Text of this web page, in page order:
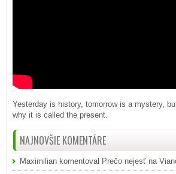
Yesterday is history, tomorrow is a mystery,
why it is called the present.
NAJNOVŠIE KOMENTÁRE
Maximilian komentoval Prečo nejesť na